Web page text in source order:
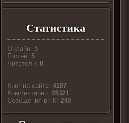
Статистика
Онлайн: 5
Гостей: 5
Читатели:0
Книг на сайте:4187
Комментарии:28321
Cообщения в ГК:240